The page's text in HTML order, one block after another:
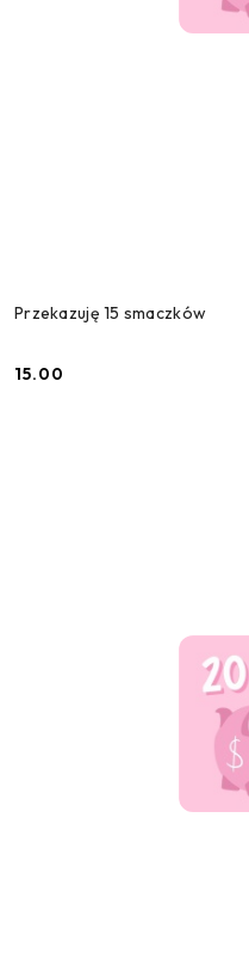
Przekazuję 15 smaczków
Cena:
15.00